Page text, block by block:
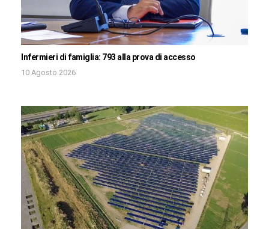
Infermieri di famiglia: 793 alla prova di accesso
10 Agosto 2026